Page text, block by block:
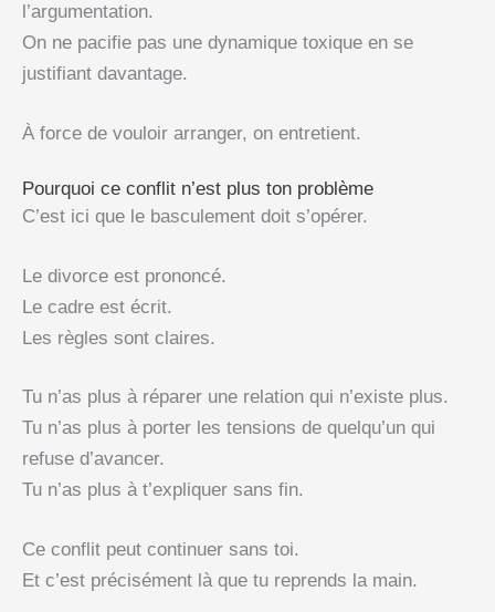
l’argumentation.
On ne pacifie pas une dynamique toxique en se
justifiant davantage.
À force de vouloir arranger, on entretient.
Pourquoi ce conflit n’est plus ton problème
C’est ici que le basculement doit s’opérer.
Le divorce est prononcé.
Le cadre est écrit.
Les règles sont claires.
Tu n’as plus à réparer une relation qui n’existe plus.
Tu n’as plus à porter les tensions de quelqu’un qui
refuse d’avancer.
Tu n’as plus à t’expliquer sans fin.
Ce conflit peut continuer sans toi.
Et c’est précisément là que tu reprends la main.